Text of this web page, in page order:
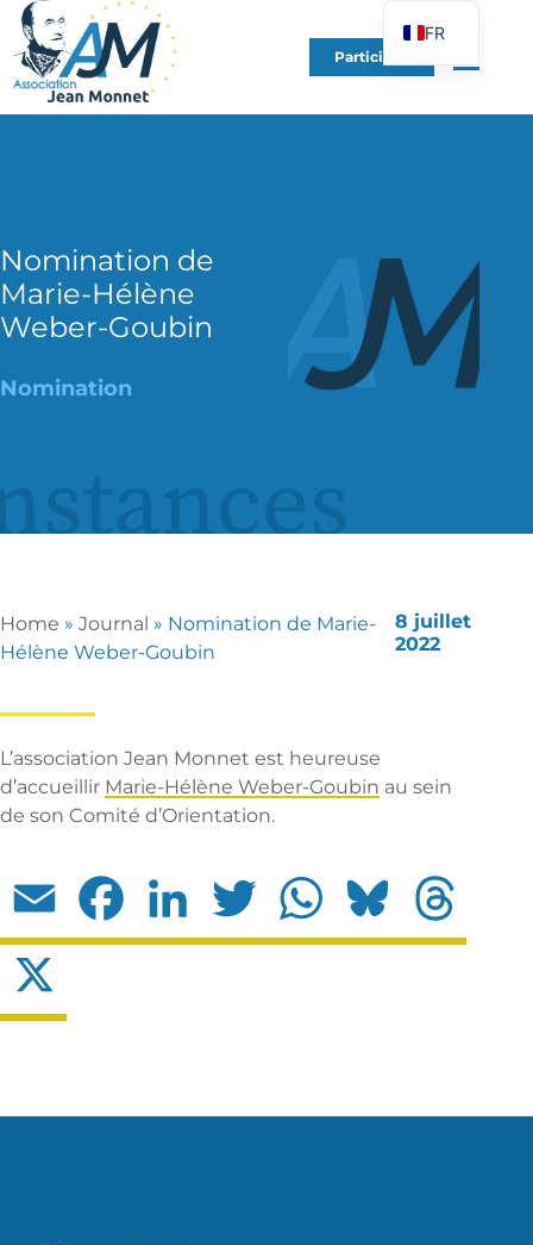
Participer
Nomination de
Marie-Hélène
Weber-Goubin
Nomination
Home » Journal » Nomination de Marie-
Hélène Weber-Goubin
8 juillet
2022
L’association Jean Monnet est heureuse
d’accueillir Marie-Hélène Weber-Goubin au sein
de son Comité d’Orientation.
Email Facebook LinkedIn Twitter WhatsApp Bluesky
FR
EN
DE
UK